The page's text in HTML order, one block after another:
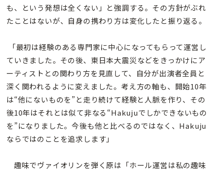
も、という発想は全くない」と強調する。その方針がぶれ
たことはないが、自身の携わり方は変化したと振り返る。
「最初は経験のある専門家に中心になってもらって運営し
ていきました。その後、東日本大震災などをきっかけにア
ーティストとの関わり方を見直して、自分が出演者全員と
深く関われるように変えました。考え方の軸も、開始10年
は“他にないものを”と走り続けて経験と人脈を作り、その
後10年はそれとは似て非なる“Hakujuでしかできないもの
を”になりました。今後も他と比べるのではなく、Hakuju
ならではのことを追求します」
趣味でヴァイオリンを弾く原は「ホール運営は私の趣味